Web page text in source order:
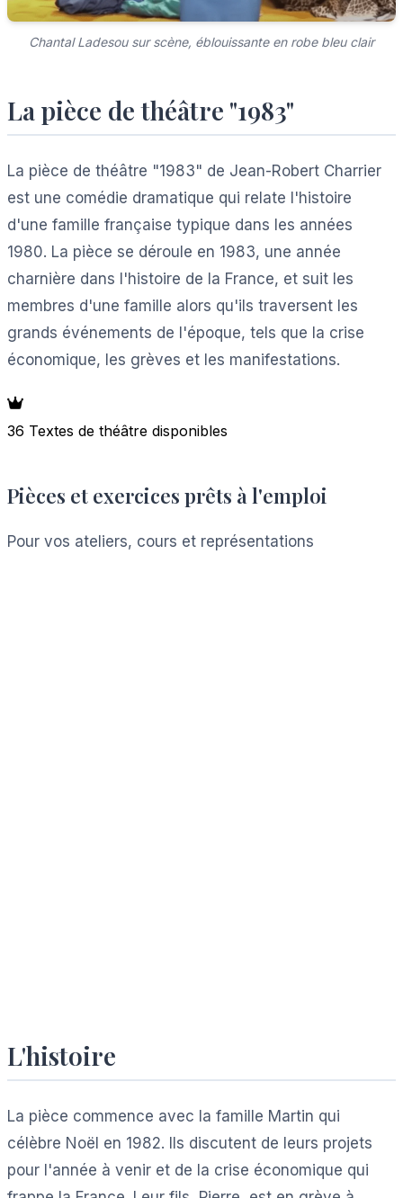
Chantal Ladesou sur scène, éblouissante en robe bleu clair
La pièce de théâtre "1983"
La pièce de théâtre "1983" de Jean-Robert Charrier
est une comédie dramatique qui relate l'histoire
d'une famille française typique dans les années
1980. La pièce se déroule en 1983, une année
charnière dans l'histoire de la France, et suit les
membres d'une famille alors qu'ils traversent les
grands événements de l'époque, tels que la crise
économique, les grèves et les manifestations.
36 Textes de théâtre disponibles
Pièces et exercices prêts à l'emploi
Pour vos ateliers, cours et représentations
L'histoire
La pièce commence avec la famille Martin qui
célèbre Noël en 1982. Ils discutent de leurs projets
pour l'année à venir et de la crise économique qui